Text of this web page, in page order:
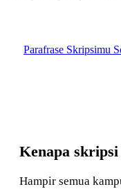
Parafrase Skripsimu
Kenapa
Hampir semua